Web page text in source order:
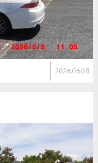
2026.06.08